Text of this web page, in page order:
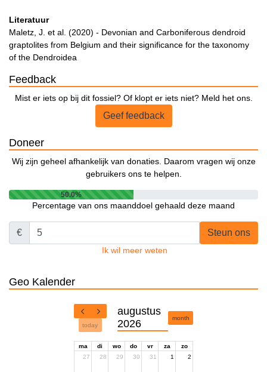
Literatuur
Maletz, J. et al. (2020) - Devonian and Carboniferous dendroid
graptolites from Belgium and their significance for the taxonomy
of the Dendroidea
Feedback
Mist er iets op bij dit fossiel? Of klopt er iets niet? Meld het ons.
Geef feedback
Doneer
Wij zijn geheel afhankelijk van donaties. Daarom vragen wij onze
gebruikers ons te helpen.
50.0%
Percentage van ons maanddoel gehaald deze maand
€ Steun ons
Ik wil meer weten
Geo Kalender
today
augustus
2026
month
ma di wo do vr za
zo
27
28 29 30 31 1 2